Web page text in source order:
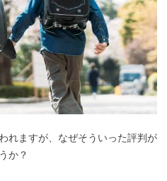
れますが、なぜそういった評判が
か？